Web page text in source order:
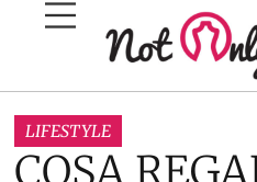
LIFESTYLE
COSA